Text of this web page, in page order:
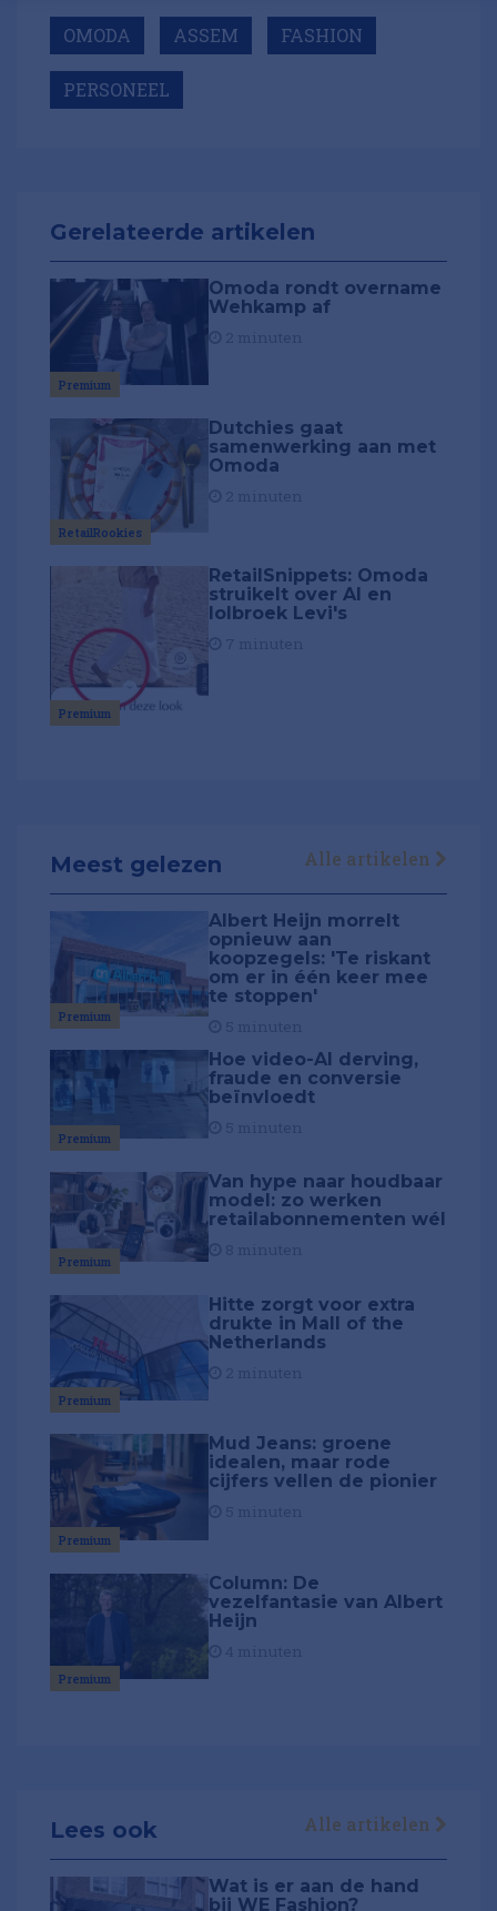
OMODA ASSEM FASHION
PERSONEEL
Gerelateerde artikelen
Premium
Omoda rondt overname
Wehkamp af
RetailRookies
Dutchies gaat
samenwerking aan met
Omoda
Premium
RetailSnippets: Omoda
struikelt over AI en
lolbroek Levi's
Meest gelezen Alle artikelen
Premium
Albert Heijn morrelt
opnieuw aan
koopzegels: 'Te riskant
om er in één keer mee
te stoppen'
Premium
Hoe video-AI derving,
fraude en conversie
beïnvloedt
Premium
Van hype naar houdbaar
model: zo werken
retailabonnementen wél
Premium
Hitte zorgt voor extra
drukte in Mall of the
Netherlands
Premium
Mud Jeans: groene
idealen, maar rode
cijfers vellen de pionier
Premium
Column: De
vezelfantasie van Albert
Heijn
Lees ook Alle artikelen
Wat is er aan de hand
bij WE Fashion?